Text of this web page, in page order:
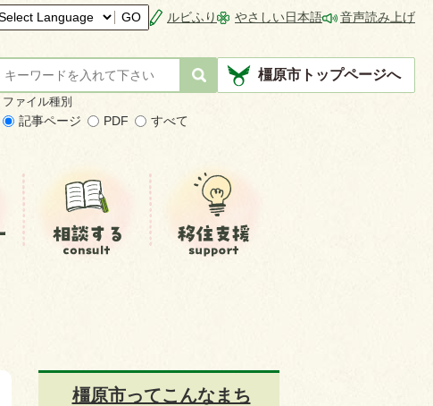
GO ルビふり やさしい日本語 音声読み上げ
ト
内
ワ
ー
ファイル種別
記事ページ PDF すべて
橿原市トップページへ
橿原市ってこんなまち